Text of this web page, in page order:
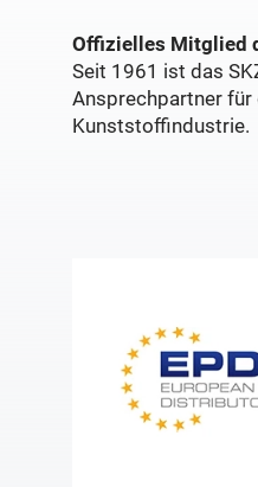
Offizielles Mitglied
Seit 1961 ist das
Ansprechpartner für
Kunststoffindustrie.